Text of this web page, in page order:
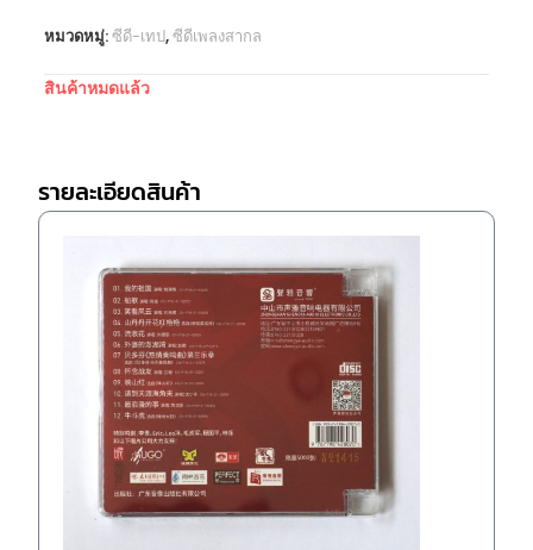
หมวดหมู่:ซีดี-เทป,ซีดีเพลงสากล
สินค้าหมดแล้ว
รายละเอียดสินค้า